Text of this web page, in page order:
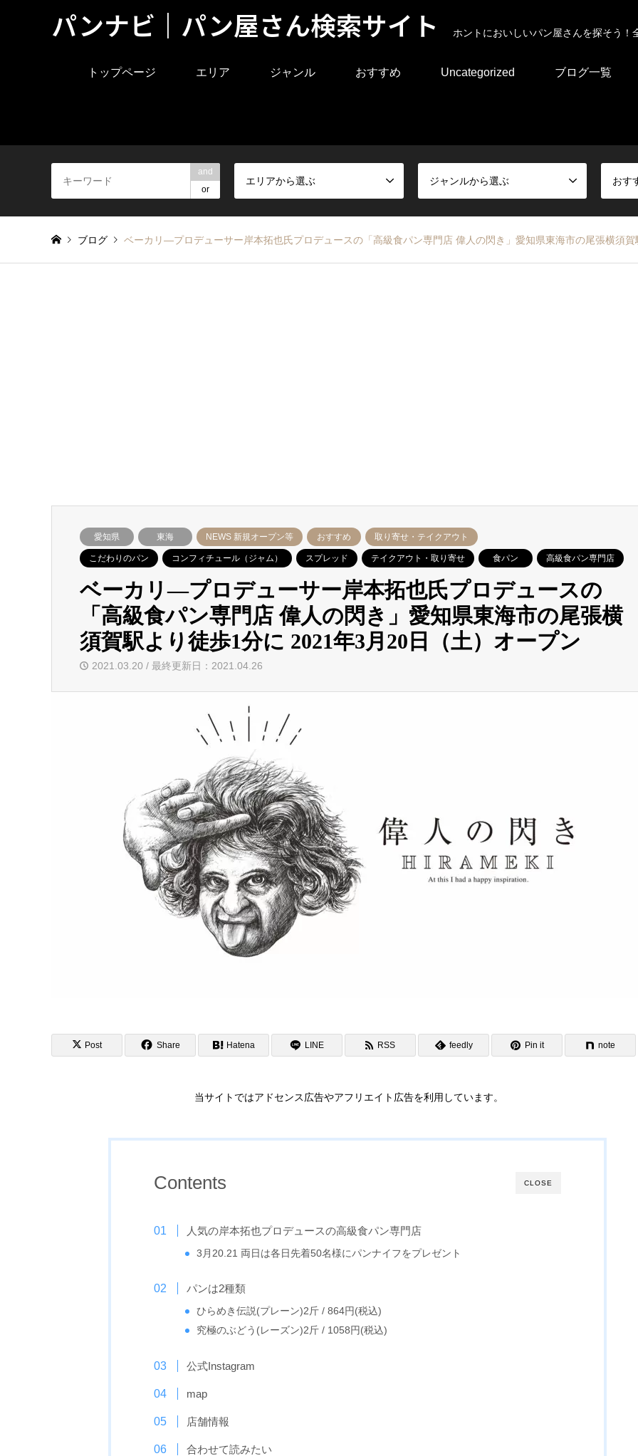
パンナビ｜パン屋さん検索サイト ホントにおいしいパン屋さんを探そう
トップページ エリア ジャンル おすすめ Uncategorized ブログ一覧
and
or
エリアから選ぶ ジャンルから選ぶ おす
ブログ ベーカリ―プロデューサー岸本拓也氏プロデュースの「高級食パン専門店 偉人の閃き」愛知県東海市の尾張横須
愛知県 東海 NEWS 新規オープン等 おすすめ 取り寄せ・テイクアウト
こだわりのパン コンフィチュール（ジャム） スプレッド テイクアウト・取り寄せ 食パン 高級食パン専門店
ベーカリ―プロデューサー岸本拓也氏プロデュースの
「高級食パン専門店 偉人の閃き」愛知県東海市の尾張横
須賀駅より徒歩1分に 2021年3月20日（土）オープン
2021.03.20 / 最終更新日：2021.04.26
Post Share Hatena LINE RSS feedly Pin it note
当サイトではアドセンス広告やアフリエイト広告を利用しています。
CLOSE
Contents
人気の岸本拓也プロデュースの高級食パン専門店
3月20.21 両日は各日先着50名様にパンナイフをプレゼント
パンは2種類
ひらめき伝説(プレーン)2斤 / 864円(税込)
究極のぶどう(レーズン)2斤 / 1058円(税込)
公式Instagram
map
店舗情報
合わせて読みたい